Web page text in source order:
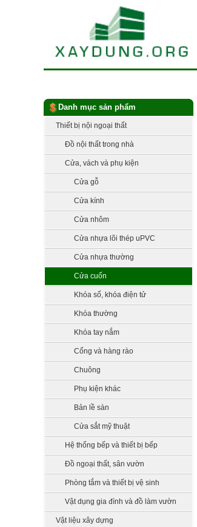
Danh mục sản phẩm
Thiết bị nội ngoại thất
Đồ nội thất trong nhà
Cửa, vách và phụ kiện
Cửa gỗ
Cửa kính
Cửa nhôm
Cửa nhựa lõi thép uPVC
Cửa nhựa thường
Cửa cuốn
Khóa số, khóa điện tử
Khóa thường
Khóa tay nắm
Cổng và hàng rào
Chuông
Phụ kiện khác
Bản lề sàn
Cửa sắt mỹ thuật
Hệ thống bếp và thiết bị bếp
Đồ ngoại thất, sân vườn
Phòng tắm và thiết bị vệ sinh
Vật dụng gia đình và đồ làm vườn
Vật liệu xây dựng